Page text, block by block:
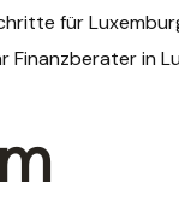
für
Finanzberater in